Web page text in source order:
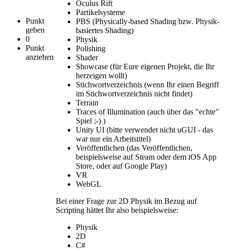
Punkt
geben
0
Punkt
anziehen
Oculus Rift
Partikelsysteme
PBS (Physically-based Shading bzw. Physik-
basiertes Shading)
Physik
Polishing
Shader
Showcase (für Eure eigenen Projekt, die Ihr
herzeigen wollt)
Stichwortverzeichnis (wenn Ihr einen Begriff
im Stichwortverzeichnis nicht findet)
Terrain
Traces of Illumination (auch über das "echte"
Spiel ;-) )
Unity UI (bitte verwendet nicht uGUI - das
war nur ein Arbeitstitel)
Veröffentlichen (das Veröffentlichen,
beispielsweise auf Steam oder dem iOS App
Store, oder auf Google Play)
VR
WebGL
Bei einer Frage zur 2D Physik im Bezug auf
Scripting hättet Ihr also beispielsweise:
Physik
2D
C#